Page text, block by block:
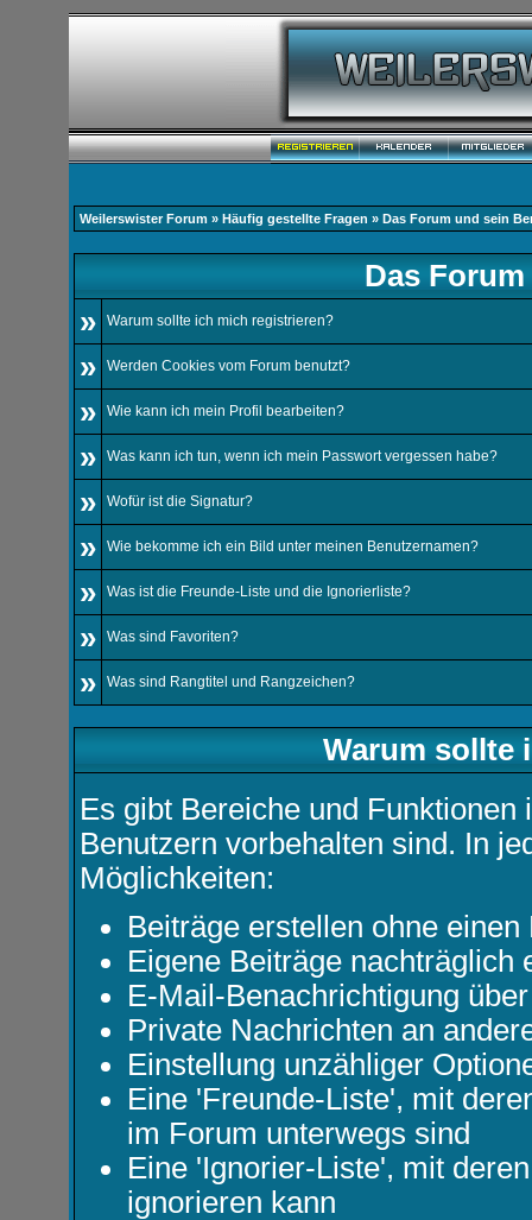
Weilerswister Forum » Häufig gestellte Fragen » Das Forum und sein
Das
»
Warum sollte ich mich registrieren?
» Werden Cookies vom Forum benutzt?
» Wie kann ich mein Profil bearbeiten?
» Was kann ich tun, wenn ich mein Passwort vergessen habe?
» Wofür ist die Signatur?
» Wie bekomme ich ein Bild unter meinen Benutzernamen?
» Was ist die Freunde-Liste und die Ignorierliste?
» Was sind Favoriten?
» Was sind Rangtitel und Rangzeichen?
Warum sollte
Es gibt Bereiche und
Benutzern vorbehalten sind. In
Möglichkeiten:
Beiträge erstellen ohne
Eigene Beiträge nachträglich
E-Mail-Benachrichtigung
Private Nachrichten an
Einstellung unzähliger
Eine 'Freunde-Liste', mit
im Forum unterwegs sind
Eine 'Ignorier-Liste', mit
ignorieren kann